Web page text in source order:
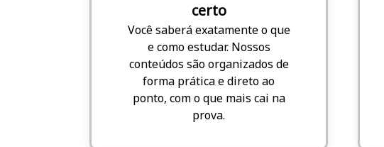
certo
Você saberá exatamente o que
e como estudar. Nossos
conteúdos são organizados de
forma prática e direto ao
ponto, com o que mais cai na
prova.